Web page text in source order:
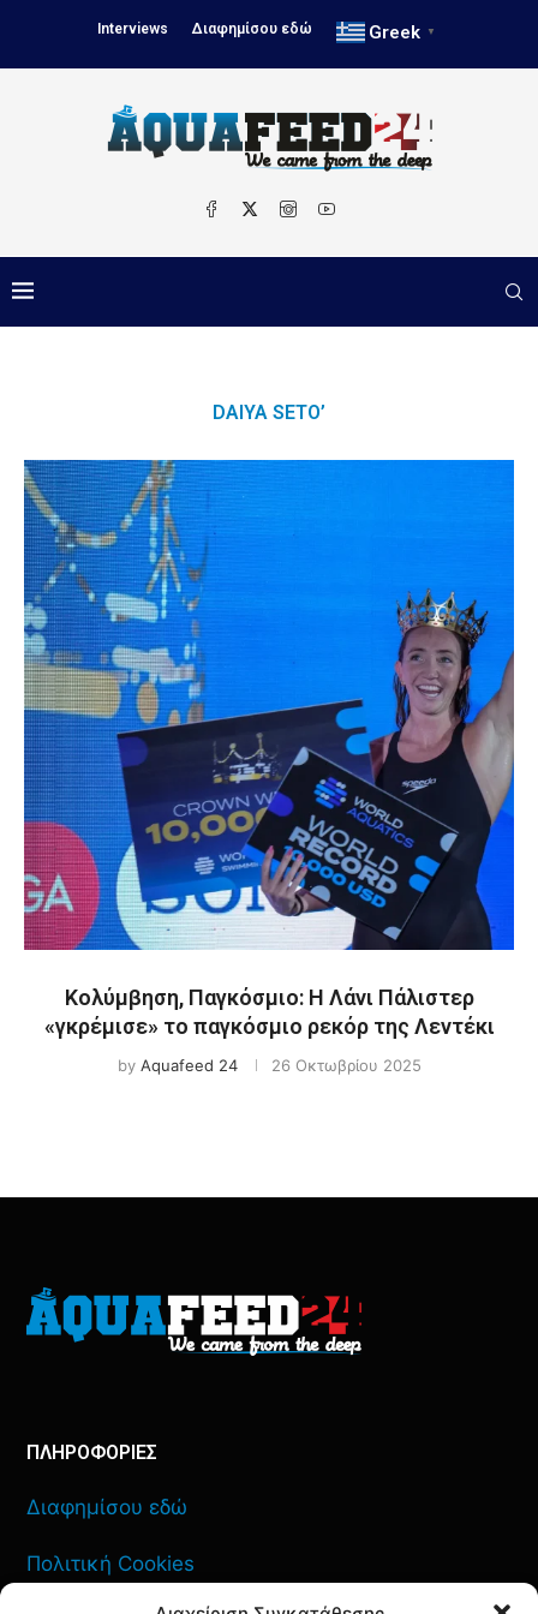
Interviews Διαφημίσου εδώ Greek ▼
DAIYA SETO’
Κολύμβηση, Παγκόσμιο: Η Λάνι Πάλιστερ
«γκρέμισε» το παγκόσμιο ρεκόρ της Λεντέκι
by Aquafeed 24 26 Οκτωβρίου 2025
ΠΛΗΡΟΦΟΡΙΕΣ
Διαφημίσου εδώ
Πολιτική Cookies